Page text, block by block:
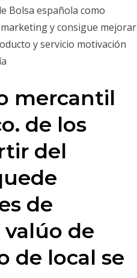
Bolsa española como
y consigue mejorar
y servicio motivación
mercantil
de los
del
de
valúo de
de local se